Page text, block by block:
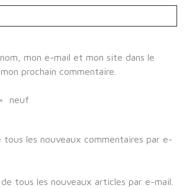
mon e-mail et mon site dans le
prochain commentaire.
neuf
tous les nouveaux commentaires par e-
tous les nouveaux articles par e-mail.